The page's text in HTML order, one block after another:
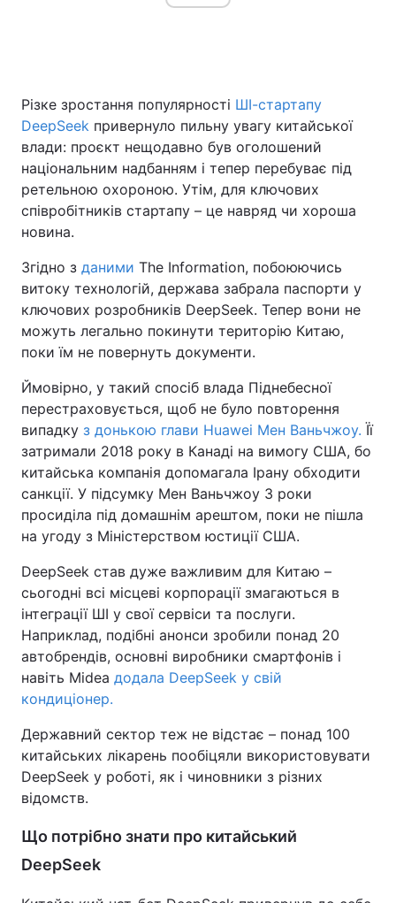
Різке зростання популярності ШІ-стартапу
DeepSeek привернуло пильну увагу китайської
влади: проєкт нещодавно був оголошений
національним надбанням і тепер перебуває під
ретельною охороною. Утім, для ключових
співробітників стартапу – це навряд чи хороша
новина.
Згідно з даними The Information, побоюючись
витоку технологій, держава забрала паспорти у
ключових розробників DeepSeek. Тепер вони не
можуть легально покинути територію Китаю,
поки їм не повернуть документи.
Ймовірно, у такий спосіб влада Піднебесної
перестраховується, щоб не було повторення
випадку з донькою глави Huawei Мен Ваньчжоу. Її
затримали 2018 року в Канаді на вимогу США, бо
китайська компанія допомагала Ірану обходити
санкції. У підсумку Мен Ваньчжоу 3 роки
просиділа під домашнім арештом, поки не пішла
на угоду з Міністерством юстиції США.
DeepSeek став дуже важливим для Китаю –
сьогодні всі місцеві корпорації змагаються в
інтеграції ШІ у свої сервіси та послуги.
Наприклад, подібні анонси зробили понад 20
автобрендів, основні виробники смартфонів і
навіть Midea додала DeepSeek у свій
кондиціонер.
Державний сектор теж не відстає – понад 100
китайських лікарень пообіцяли використовувати
DeepSeek у роботі, як і чиновники з різних
відомств.
Що потрібно знати про китайський
DeepSeek